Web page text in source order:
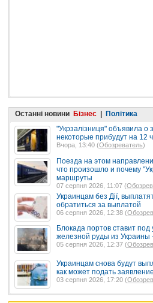
Останні новини Бізнес
Політика
"Укрзалізниця" объявила о
некоторые прибудут на 12
Вчора, 13:40 (Обозреватель)
Поезда на этом
что произошло и почему
маршруты
07 серпня 2026, 11:07 (
Украинцам без Дії,
обратиться за выплатой
06 серпня 2026, 12:38 (
Блокада портов ставит под
железной руды из Украины
05 серпня 2026, 12:37 (
Украинцам снова будут
как может подать
03 серпня 2026, 17:20 (